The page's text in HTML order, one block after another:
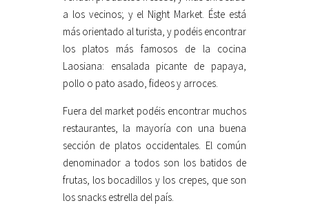
a los vecinos; y el Night Market. Éste está
más orientado al turista, y podéis encontrar
los platos más famosos de la cocina
Laosiana: ensalada picante de papaya,
pollo o pato asado, fideos y arroces.
Fuera del market podéis encontrar muchos
restaurantes, la mayoría con una buena
sección de platos occidentales. El común
denominador a todos son los batidos de
frutas, los bocadillos y los crepes, que son
los snacks estrella del país.